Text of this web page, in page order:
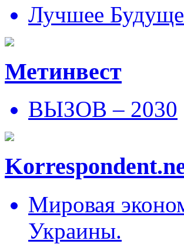
Лучшее
Метинвест
ВЫЗОВ – 2030
Мировая
Украины.